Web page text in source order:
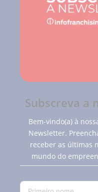
Subscreva a
Bem-vindo(a) à
Newsletter.
receber as últimas
mundo do